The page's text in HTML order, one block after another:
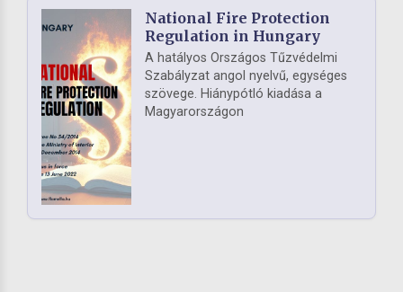
National Fire Protection
Regulation in Hungary
A hatályos Országos Tűzvédelmi
Szabályzat angol nyelvű, egységes
szövege. Hiánypótló kiadása a
Magyarországon